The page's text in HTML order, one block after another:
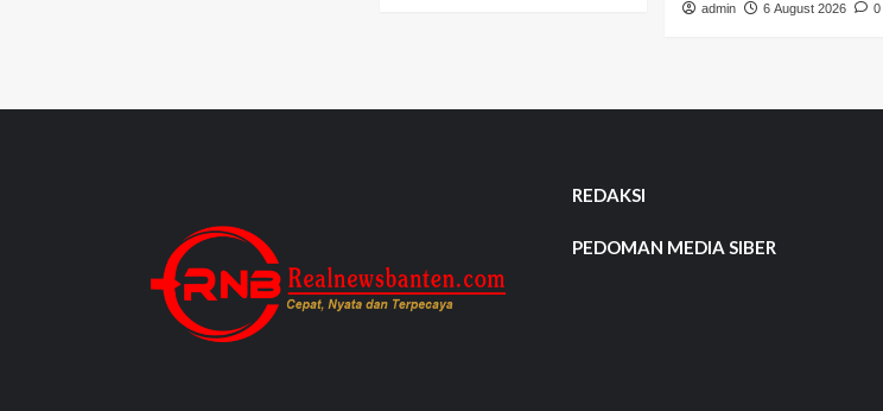
admin 6 August 2026 0
REDAKSI
PEDOMAN MEDIA SIBER